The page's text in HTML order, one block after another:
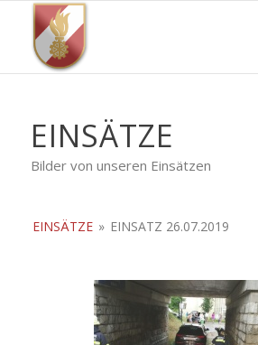
EINSÄTZE
Bilder von unseren Einsätzen
EINSÄTZE » EINSATZ 26.07.2019